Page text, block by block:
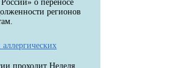
о переносе
регионов
проходит Неделя